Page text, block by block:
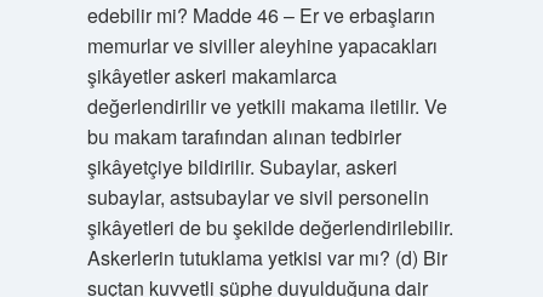
edebilir mi? Madde 46 – Er ve erbaşların
memurlar ve siviller aleyhine yapacakları
şikâyetler askeri makamlarca
değerlendirilir ve yetkili makama iletilir. Ve
bu makam tarafından alınan tedbirler
şikâyetçiye bildirilir. Subaylar, askeri
subaylar, astsubaylar ve sivil personelin
şikâyetleri de bu şekilde değerlendirilebilir.
Askerlerin tutuklama yetkisi var mı? (d) Bir
suçtan kuvvetli şüphe duyulduğuna dair